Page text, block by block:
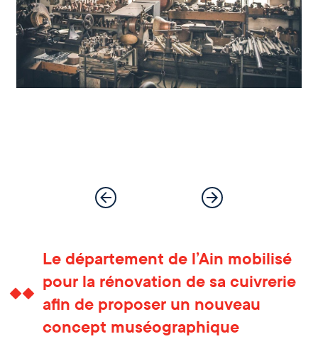
Le département de l’Ain mobilisé
pour la rénovation de sa cuivrerie
afin de proposer un nouveau
concept muséographique